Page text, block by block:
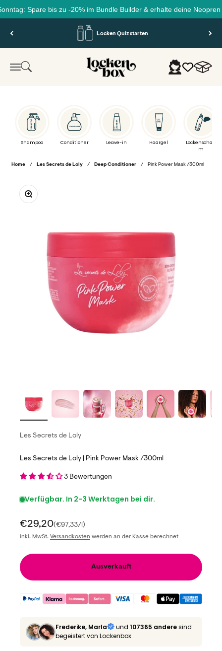
bis zu -20% im Bundle Builder & erhalte deine Neopren
Locken Quiz starten
MenüSuche Lockenbox.com Anmelden
Shampoo Conditioner Leave-in Haargel
Lockenschau
m
Home / Les Secrets de Loly / Deep Conditioner / Pink Power Mask /300ml
Bild vergrößern
Les Secrets de Loly
Les Secrets de Loly | Pink Power Mask /300ml
3 Bewertungen
Verfügbar. In 2-3 Werktagen bei dir.
Angebot
€29,20(€97,33/l)
inkl. MwSt. Versandkosten werden an der Kasse berechnet
Ausverkauft
Frederike, Marla und 107365 anderesind
begeistert von Lockenbox